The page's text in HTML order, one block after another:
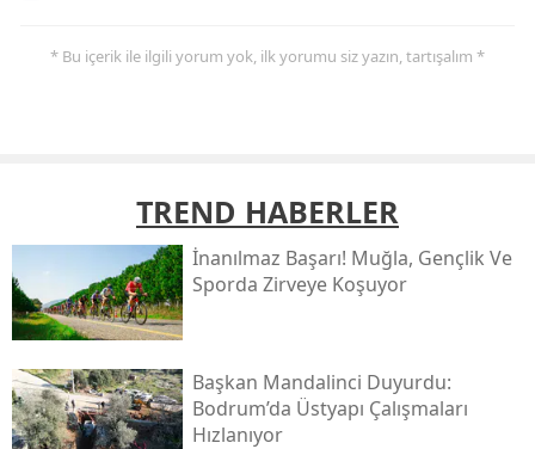
* Bu içerik ile ilgili yorum yok, ilk yorumu siz yazın, tartışalım *
TREND HABERLER
İnanılmaz Başarı! Muğla, Gençlik Ve
Sporda Zirveye Koşuyor
Başkan Mandalinci Duyurdu:
Bodrum’da Üstyapı Çalışmaları
Hızlanıyor